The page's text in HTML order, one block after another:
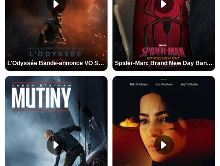
L'Odyssée Bande-annonce VO STFR Spider-Man: Brand New Day Bande-annonce VO STFR